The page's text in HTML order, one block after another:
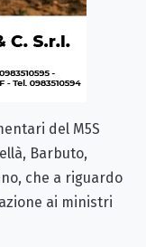
del M5S
Barbuto,
che a riguardo
ai ministri